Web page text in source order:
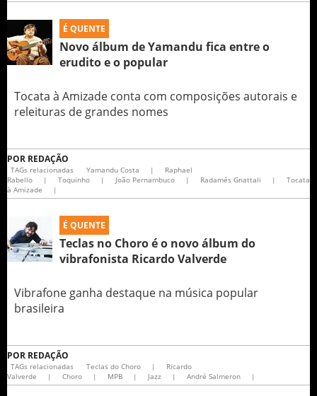
É QUENTE
Novo álbum de Yamandu fica entre o
erudito e o popular
Tocata à Amizade conta com composições autorais e
releituras de grandes nomes
POR REDAÇÃO
TAGs relacionadas Yamandu Costa |
Raphael
Rabello
| Toquinho | João Pernambuco | Radamés Gnattali |
Tocata
à Amizade
|
É QUENTE
Teclas no Choro é o novo álbum do
vibrafonista Ricardo Valverde
Vibrafone ganha destaque na música popular
brasileira
POR REDAÇÃO
TAGs relacionadas Teclas do Choro |
Ricardo
Valverde
| Choro | MPB | Jazz | André Salmeron |